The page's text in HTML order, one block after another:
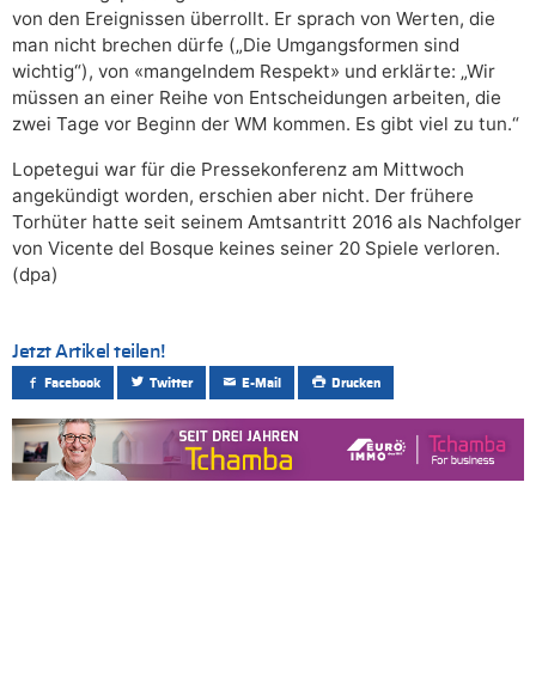
von den Ereignissen überrollt. Er sprach von Werten, die
man nicht brechen dürfe („Die Umgangsformen sind
wichtig“), von «mangelndem Respekt» und erklärte: „Wir
müssen an einer Reihe von Entscheidungen arbeiten, die
zwei Tage vor Beginn der WM kommen. Es gibt viel zu tun.“
Lopetegui war für die Pressekonferenz am Mittwoch
angekündigt worden, erschien aber nicht. Der frühere
Torhüter hatte seit seinem Amtsantritt 2016 als Nachfolger
von Vicente del Bosque keines seiner 20 Spiele verloren.
(dpa)
Jetzt Artikel teilen!
Facebook Twitter E-Mail Drucken